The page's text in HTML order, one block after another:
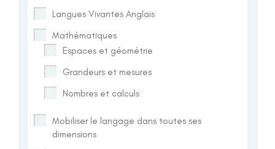
Langues Vivantes Anglais
Mathématiques
Espaces et géométrie
Grandeurs et mesures
Nombres et calculs
Mobiliser le langage dans toutes ses
dimensions